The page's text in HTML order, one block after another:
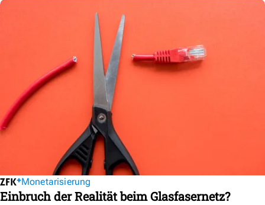
Monetarisierung
Einbruch der Realität beim Glasfasernetz?